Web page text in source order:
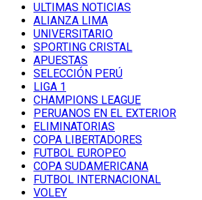
ULTIMAS NOTICIAS
ALIANZA LIMA
UNIVERSITARIO
SPORTING CRISTAL
APUESTAS
SELECCIÓN PERÚ
LIGA 1
CHAMPIONS LEAGUE
PERUANOS EN EL EXTERIOR
ELIMINATORIAS
COPA LIBERTADORES
FUTBOL EUROPEO
COPA SUDAMERICANA
FUTBOL INTERNACIONAL
VOLEY